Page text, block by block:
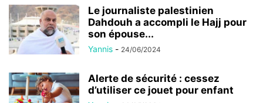
Le journaliste palestinien
Dahdouh a accompli le Hajj pour
son épouse...
Yannis - 24/06/2024
Alerte de sécurité : cessez
d’utiliser ce jouet pour enfant